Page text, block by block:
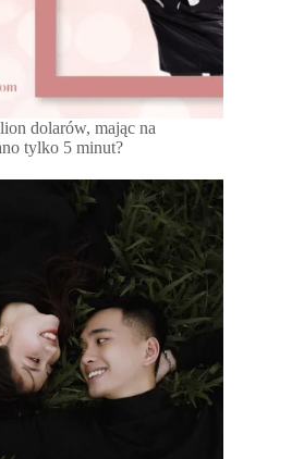
dolarów, mając na
tylko 5 minut?